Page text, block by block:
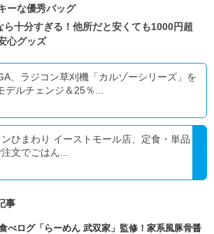
ーな優秀バッグ
ら十分すぎる！他所だと安くても1000円超
心グッズ
、ラジコン草刈機「カルゾーシリーズ」を
デルチェンジ＆25％...
ひまわり イーストモール店、定食・単品
文でごはん...
事
べログ「らーめん 武双家」監修！家系風豚骨醤